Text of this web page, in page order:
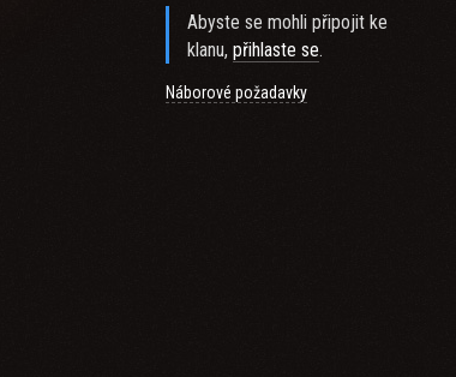
Abyste se mohli připojit ke
klanu,přihlaste se.
Náborové požadavky